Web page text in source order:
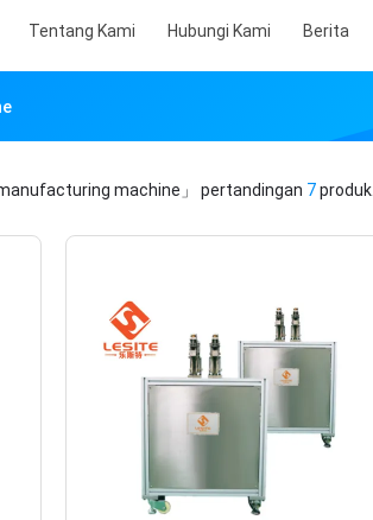
Tentang Kami Hubungi Kami Berita
machine」 pertandingan 7produk.